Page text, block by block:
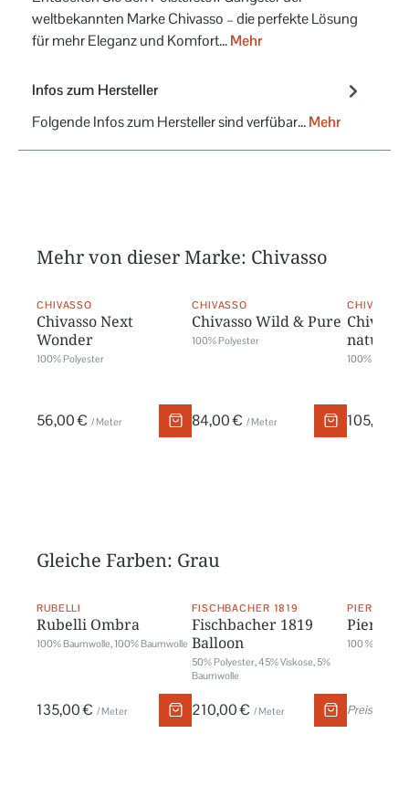
weltbekannten Marke Chivasso – die perfekte Lösung
für mehr Eleganz und Komfort…Mehr
Infos zum Hersteller
Folgende Infos zum Hersteller sind verfübar...Mehr
Mehr von dieser Marke: Chivasso
CHIVASSO
Chivasso Next
Wonder
100% Polyester
56,00 € / Meter
CHIVASSO
Chivasso Wild & Pure
100% Polyester
84,00 € / Meter
CHIVASSO
natural
100% Leinen
105,00 €
Gleiche Farben: Grau
RUBELLI
Rubelli Ombra
100% Baumwolle, 100% Baumwolle
135,00 € / Meter
FISCHBACHER 1819
Fischbacher 1819
Balloon
50% Polyester, 45% Viskose, 5%
Baumwolle
210,00 € / Meter
PIERRE
Pierre
100 %
Preis auf